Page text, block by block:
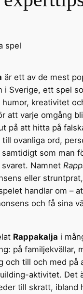
är ett av de mest
i Sverige, ett spel
humor, kreativitet
att varje omgång
på att hitta på
till ovanliga ord,
som man
Namnet
eller
handlar om –
och få sina
Rappakalja i
på familjekvällar,
och till och med på
aktivitet. Det
till skratt, ibland